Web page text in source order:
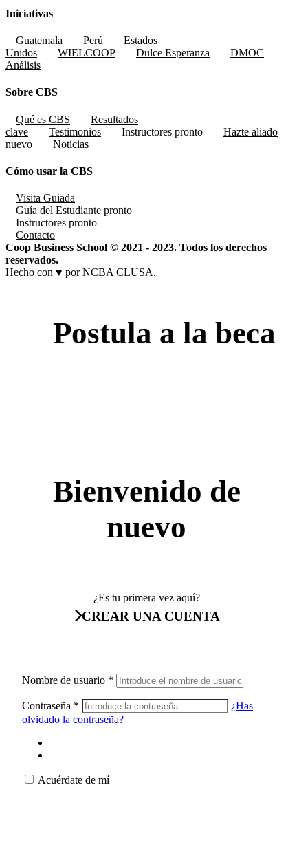
Iniciativas
Guatemala Perú
Estados
Unidos
WIELCOOP Dulce Esperanza
DMOC
Análisis
Sobre CBS
Qué es CBS
Resultados
clave
Testimonios Instructores pronto
Hazte aliado
nuevo
Noticias
Cómo usar la CBS
Visita Guiada
Guía del Estudiante pronto
Instructores pronto
Contacto
Coop Business School © 2021 - 2023. Todos los derechos
reservados.
Hecho con ♥ por NCBA CLUSA.
Postula a la beca
Bienvenido de
nuevo
¿Es tu primera vez aquí?
CREAR UNA CUENTA
Nombre de usuario *
Contraseña *
¿Has
olvidado la contraseña?
Acuérdate de mí